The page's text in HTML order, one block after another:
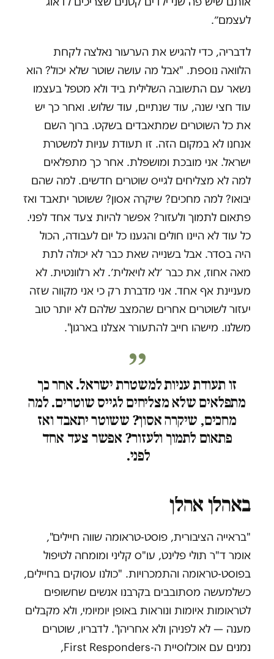
לעצמם״.
לדבריה, כדי להגיש את הערעור נאלצה לקחת
הלוואה נוספת. "אבל מה עושה שוטר שלא יכול? הוא
נשאר עם התשובה השלילית ביד ולא מטפל בעצמו
עוד חצי שנה, עוד שנתיים, עוד שלוש. ואחר כך יש
את כל השוטרים שמתאבדים בשקט. ברוך השם
אנחנו לא במקום הזה. זו תעודת עניות למשטרת
ישראל. אני מובכת ומושפלת. אחר כך מתפלאים
למה לא מצליחים לגייס שוטרים חדשים. למה שהם
יבואו? למה מחכים? שיקרה אסון? ששוטר יתאבד ואז
פתאום לתמוך ולעזור? אפשר להיות צעד אחד לפני.
כל עוד לא היינו חולים והגענו כל יום לעבודה, הכול
היה בסדר. אבל בשנייה שאת כבר לא יכולה לתת
מאה אחוז, את כבר ׳לא לויאלית׳. לא רלוונטית. לא
מעניינת אף אחד. אני מדברת רק כי אני מקווה שזה
יעזור לשוטרים אחרים שהמצב שלהם לא יותר טוב
משלנו. מישהו חייב להתעורר אצלנו בארגון".
זו תעודת עניות למשטרת ישראל. אחר כך
מתפלאים שלא מצליחים לגייס שוטרים. למה
מחכים, שיקרה אסון? ששוטר יתאבד ואז
פתאום לתמוך ולעזור? אפשר צעד אחד
לפני.
באהלן אהלן
"בראייה הציבורית, פוסט-טראומה שווה חיילים",
אומר ד"ר תולי פלינט, עו"ס קליני ומומחה לטיפול
בפוסט-טראומה והתמכרויות. "כולנו עסוקים בחיילים,
כשלמעשה מסתובבים בקרבנו אנשים שחשופים
לטראומות איומות ונוראות באופן יומיומי, ולא מקבלים
מענה — לא לפניהן ולא אחריהן". לדבריו, שוטרים
נמנים עם אוכלוסיית ה-First Responders,